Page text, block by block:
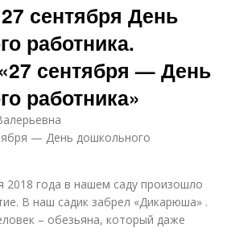
сентября День
работника.
сентября — День
работника»
— День дошкольного
2018 года в нашем саду произошло
В наш садик забрел «Дикарюша» .
– обезьяна, который даже